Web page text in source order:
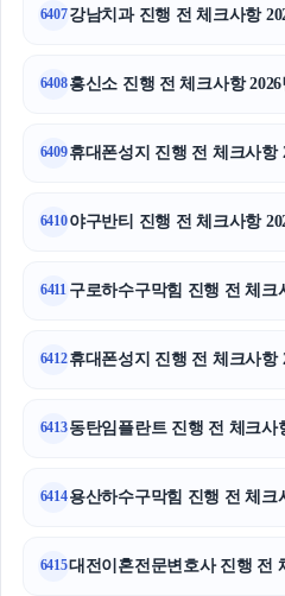
6407강남치과 진행 전 체크사항
6408흥신소 진행 전 체크사항 2026
6409휴대폰성지 진행 전 체크사항
6410야구반티 진행 전 체크사항
6411 구로하수구막힘 진행 전 체크
6412휴대폰성지 진행 전 체크사항
6413동탄임플란트 진행 전 체크사
6414용산하수구막힘 진행 전 체크
6415대전이혼전문변호사 진행 전